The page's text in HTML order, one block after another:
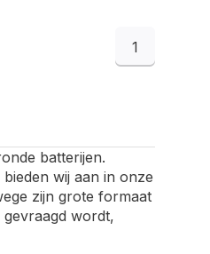
1
batterijen.
wij aan in onze
zijn grote formaat
wordt,